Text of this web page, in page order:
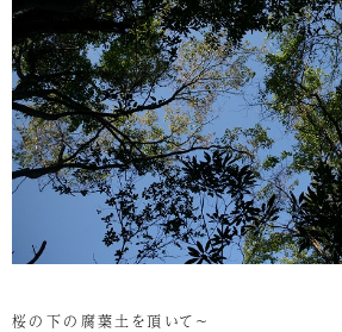
桜の下の腐葉土を頂いて～